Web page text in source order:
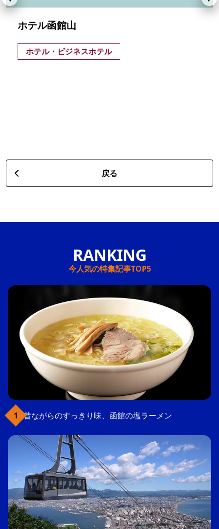
ホテル函館山
ホテル・ビジネスホテル
戻る
今人気の特集記事TOP5
昔ながらのすっきり味、函館の塩ラーメン